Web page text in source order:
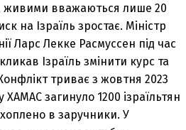
живими вважаються лише 20
на Ізраїль зростає. Міністр
Ларс Лекке Расмуссен під час
Ізраїль змінити курс та
триває з жовтня 2023
ХАМАС загинуло 1200 ізраїльтян
в заручники. У